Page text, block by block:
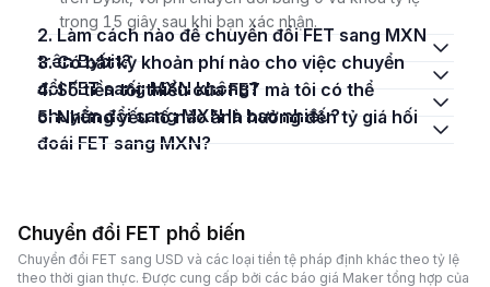
trong 15 giây sau khi bạn xác nhận.
2. Làm cách nào để chuyển đổi FET sang MXN
trên Bybit?
3. Có bất kỳ khoản phí nào cho việc chuyển
đổi FET sang MXN không?
4. Số tiền tối thiểu của FET mà tôi có thể
chuyển đổi sang MXN là bao nhiêu?
5. Những yếu tố nào ảnh hưởng đến tỷ giá hối
đoái FET sang MXN?
Chuyển đổi FET phổ biến
Chuyển đổi FET sang USD và các loại tiền tệ pháp định khác theo tỷ lệ
theo thời gian thực. Được cung cấp bởi các báo giá Maker tổng hợp của